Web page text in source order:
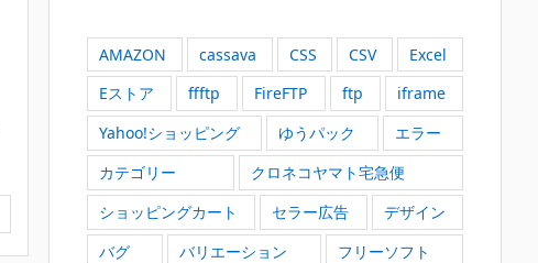
AMAZON cassava CSS CSV
Excel
Eストア
ffftp FireFTP ftp
iframe
Yahoo!ショッピング
ゆうパック
エラー
カテゴリー
クロネコヤマト宅急便
ショッピングカート
セラー広告
デザイン
バグ
バリエーション
フリーソフト